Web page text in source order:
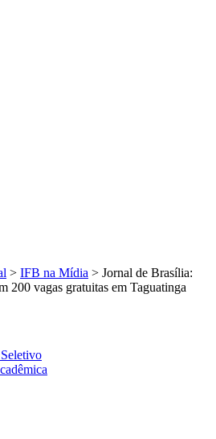
> IFB na Mídia > Jornal de Brasília:
200 vagas gratuitas em Taguatinga